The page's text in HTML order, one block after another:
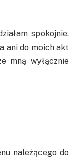
spokojnie.
ani do moich akt
mną wyłącznie
należącego do